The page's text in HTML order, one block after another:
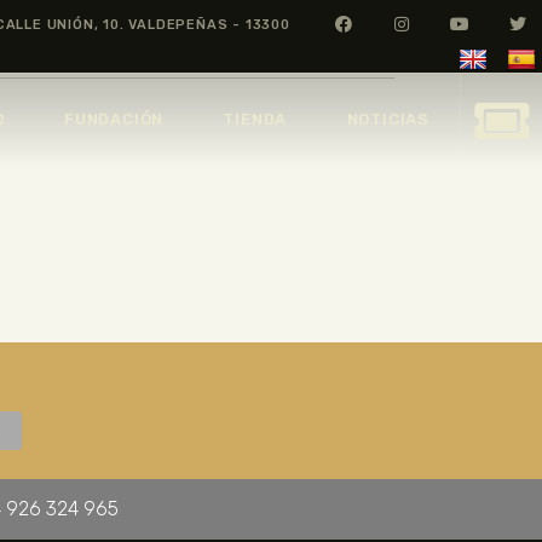
UNIÓN, 10. VALDEPEÑAS - 13300
926 324 965